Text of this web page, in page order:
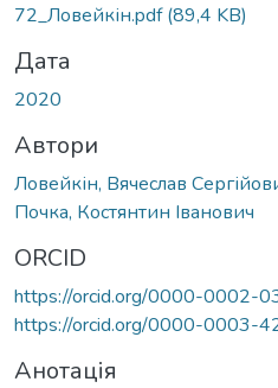
72_Ловейкін.pdf(89,4 KB)
Дата
2020
Автори
Ловейкін, Вячеслав
Почка, Костянтин Іванович
ORCID
https://orcid.org/0000-0002-
https://orcid.org/0000-0003-
Анотація